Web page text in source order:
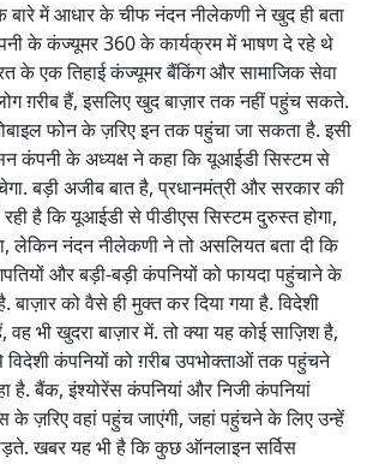
बारे में आधार के चीफ नंदन नीलेकणी ने खुद ही बता
के कंज्यूमर 360 के कार्यक्रम में भाषण दे रहे थे
के एक तिहाई कंज्यूमर बैंकिंग और सामाजिक सेवा
ग़रीब हैं, इसलिए खुद बाज़ार तक नहीं पहुंच सकते.
फोन के ज़रिए इन तक पहुंचा जा सकता है. इसी
कंपनी के अध्यक्ष ने कहा कि यूआईडी सिस्टम से
बड़ी अजीब बात है, प्रधानमंत्री और सरकार की
है कि यूआईडी से पीडीएस सिस्टम दुरुस्त होगा,
लेकिन नंदन नीलेकणी ने तो असलियत बता दी कि
और बड़ी-बड़ी कंपनियों को फायदा पहुंचाने के
बाज़ार को वैसे ही मुक्त कर दिया गया है. विदेशी
वह भी खुदरा बाज़ार में. तो क्या यह कोई साज़िश है,
कंपनियों को ग़रीब उपभोक्ताओं तक पहुंचने
है. बैंक, इंश्योरेंस कंपनियां और निजी कंपनियां
ज़रिए वहां पहुंच जाएंगी, जहां पहुंचने के लिए उन्हें
खबर यह भी है कि कुछ ऑनलाइन सर्विस